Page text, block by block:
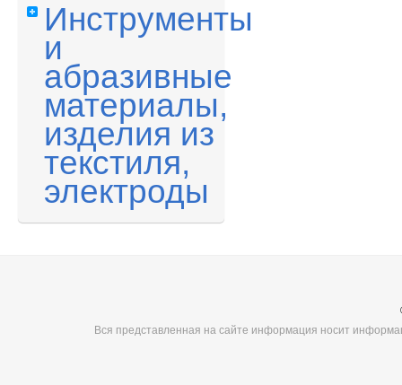
Инструменты
и
абразивные
материалы,
изделия из
текстиля,
электроды
Вся представленная на сайте информация носит